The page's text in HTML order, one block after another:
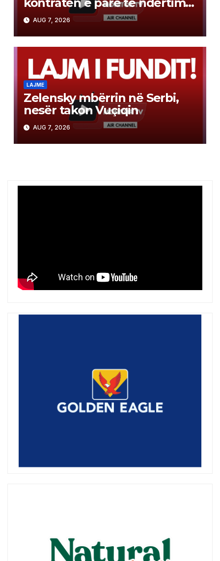
në Gazë
AUG 7, 2026
LAJME
Zelensky mbërrin në Serbi,
nesër takon Vuçiqin
AUG 7, 2026